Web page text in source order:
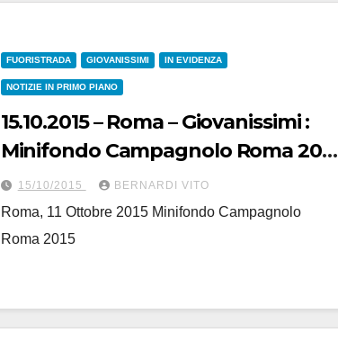
FUORISTRADA GIOVANISSIMI IN EVIDENZA
NOTIZIE IN PRIMO PIANO
15.10.2015 – Roma – Giovanissimi :
Minifondo Campagnolo Roma 2015
Mtb – Da Roma Giovanni Maialetti
15/10/2015 BERNARDI VITO
Roma, 11 Ottobre 2015 Minifondo Campagnolo
Roma 2015